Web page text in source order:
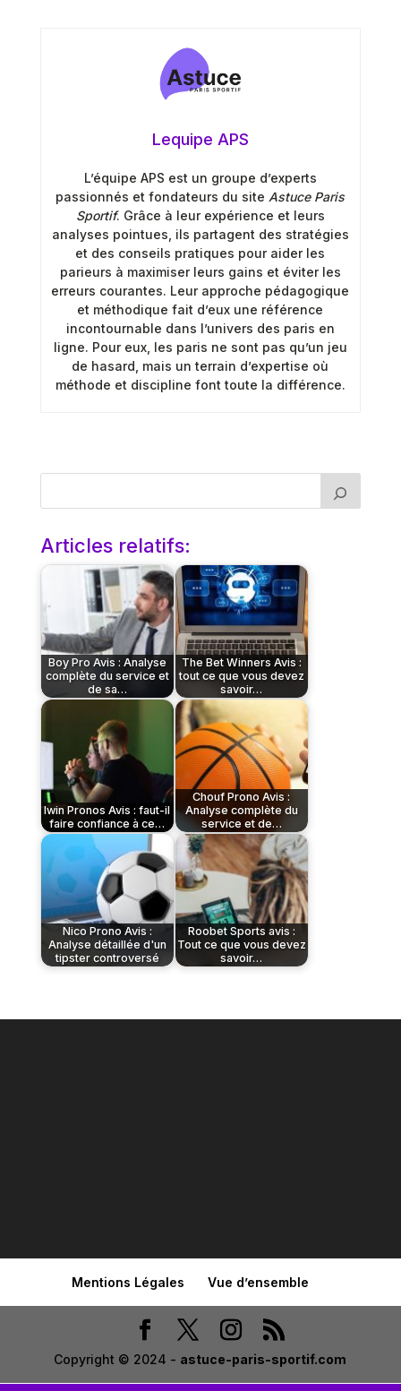
Lequipe APS
L’équipe APS est un groupe d’experts
passionnés et fondateurs du site Astuce Paris
Sportif. Grâce à leur expérience et leurs
analyses pointues, ils partagent des stratégies
et des conseils pratiques pour aider les
parieurs à maximiser leurs gains et éviter les
erreurs courantes. Leur approche pédagogique
et méthodique fait d’eux une référence
incontournable dans l’univers des paris en
ligne. Pour eux, les paris ne sont pas qu’un jeu
de hasard, mais un terrain d’expertise où
méthode et discipline font toute la différence.
Articles relatifs:
Boy Pro Avis : Analyse
complète du service et
de sa…
The Bet Winners Avis :
tout ce que vous devez
savoir…
Iwin Pronos Avis : faut-il
faire confiance à ce…
Chouf Prono Avis :
Analyse complète du
service et de…
Nico Prono Avis :
Analyse détaillée d'un
tipster controversé
Roobet Sports avis :
Tout ce que vous devez
savoir…
Mentions Légales Vue d’ensemble
Copyright © 2024 - astuce-paris-sportif.com